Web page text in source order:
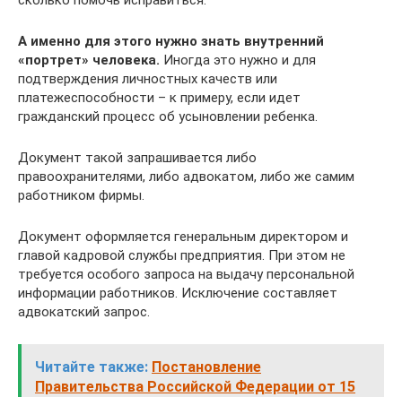
А именно для этого нужно знать внутренний
«портрет» человека. Иногда это нужно и для
подтверждения личностных качеств или
платежеспособности – к примеру, если идет
гражданский процесс об усыновлении ребенка.
Документ такой запрашивается либо
правоохранителями, либо адвокатом, либо же самим
работником фирмы.
Документ оформляется генеральным директором и
главой кадровой службы предприятия. При этом не
требуется особого запроса на выдачу персональной
информации работников. Исключение составляет
адвокатский запрос.
Читайте также: Постановление
Правительства Российской Федерации от 15